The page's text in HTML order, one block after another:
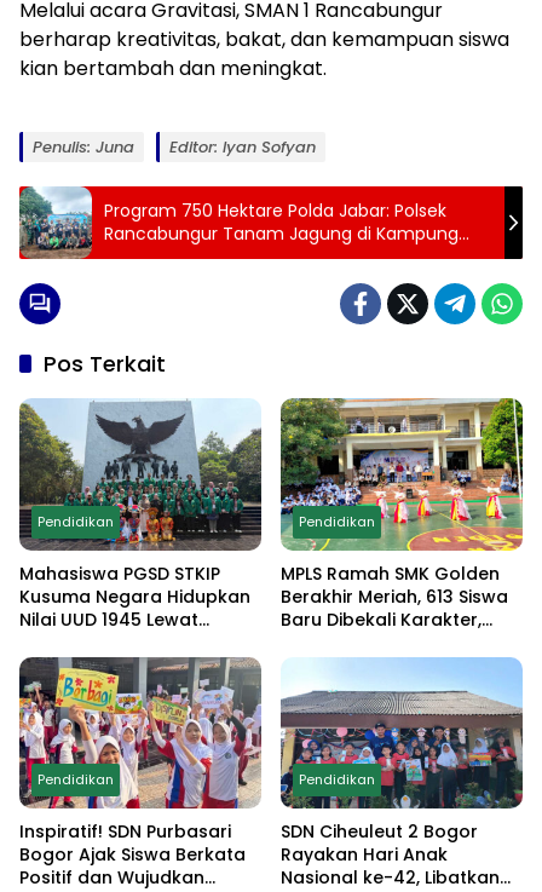
Melalui acara Gravitasi, SMAN 1 Rancabungur
berharap kreativitas, bakat, dan kemampuan siswa
kian bertambah dan meningkat.
Penulis: Juna Editor: Iyan Sofyan
Program 750 Hektare Polda Jabar: Polsek
Rancabungur Tanam Jagung di Kampung
Wates
Pos Terkait
Pendidikan
Mahasiswa PGSD STKIP
Kusuma Negara Hidupkan
Nilai UUD 1945 Lewat
Monumen Pancasila Sakti
Pendidikan
MPLS Ramah SMK Golden
Berakhir Meriah, 613 Siswa
Baru Dibekali Karakter,
hingga Demo
Ekstrakurikuler
Pendidikan
Inspiratif! SDN Purbasari
Bogor Ajak Siswa Berkata
Positif dan Wujudkan
Pendidikan
SDN Ciheuleut 2 Bogor
Rayakan Hari Anak
Nasional ke-42, Libatkan